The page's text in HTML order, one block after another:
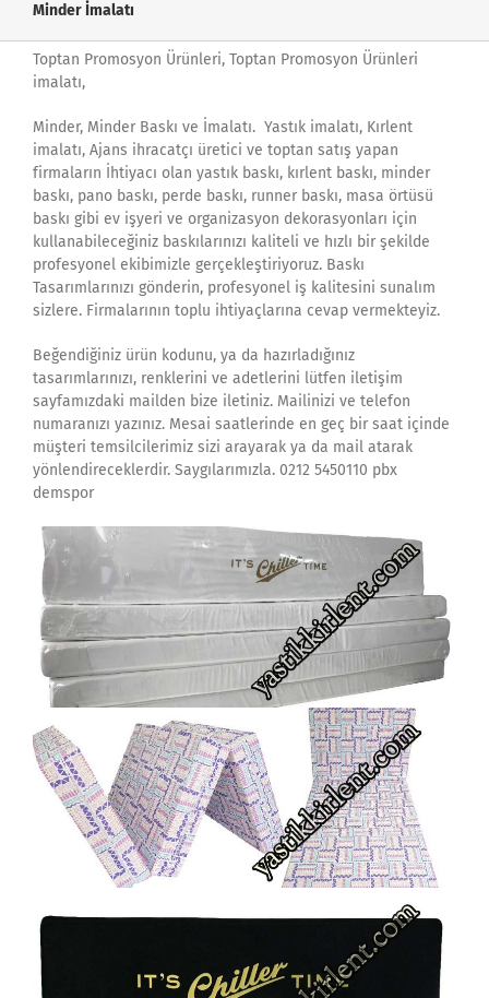
Minder İmalatı
Toptan Promosyon Ürünleri, Toptan Promosyon Ürünleri
imalatı,
Minder, Minder Baskı ve İmalatı. Yastık imalatı, Kırlent
imalatı, Ajans ihracatçı üretici ve toptan satış yapan
firmaların İhtiyacı olan yastık baskı, kırlent baskı, minder
baskı, pano baskı, perde baskı, runner baskı, masa örtüsü
baskı gibi ev işyeri ve organizasyon dekorasyonları için
kullanabileceğiniz baskılarınızı kaliteli ve hızlı bir şekilde
profesyonel ekibimizle gerçekleştiriyoruz. Baskı
Tasarımlarınızı gönderin, profesyonel iş kalitesini sunalım
sizlere. Firmalarının toplu ihtiyaçlarına cevap vermekteyiz.
Beğendiğiniz ürün kodunu, ya da hazırladığınız
tasarımlarınızı, renklerini ve adetlerini lütfen iletişim
sayfamızdaki mailden bize iletiniz. Mailinizi ve telefon
numaranızı yazınız. Mesai saatlerinde en geç bir saat içinde
müşteri temsilcilerimiz sizi arayarak ya da mail atarak
yönlendireceklerdir. Saygılarımızla. 0212 5450110 pbx
demspor